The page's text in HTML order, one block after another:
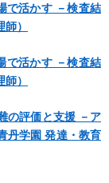
活かす －検査結
）
活かす －検査結
）
の評価と支援 －ア
丹学園 発達・教育